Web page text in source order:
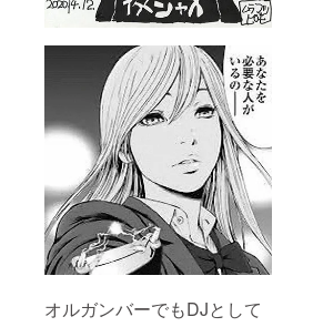
オルガンバーでもDJとして